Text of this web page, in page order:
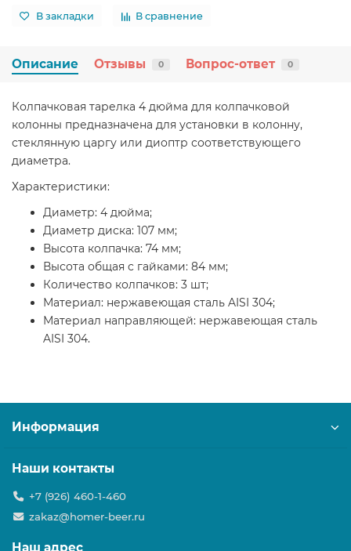
В закладки В сравнение
Описание Отзывы 0 Вопрос-ответ 0
Колпачковая тарелка 4 дюйма для колпачковой
колонны предназначена для установки в колонну,
стеклянную царгу или диоптр соответствующего
диаметра.
Характеристики:
Диаметр: 4 дюйма;
Диаметр диска: 107 мм;
Высота колпачка: 74 мм;
Высота общая с гайками: 84 мм;
Количество колпачков: 3 шт;
Материал: нержавеющая сталь AISI 304;
Материал направляющей: нержавеющая сталь
AISI 304.
Информация
Наши контакты
+7 (926) 460-1-460
zakaz@homer-beer.ru
Наш адрес